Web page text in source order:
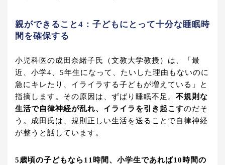
親ができること4：子どもにとって十分な睡眠時
間を確保する
小児科医の成田奈緒子氏（文教大学教授）は、「最
近、小学4、5年生になって、たいした理由もないのに
急にキレたり、イライラする子どもが増えている」と
指摘します。その原因は、ずばり睡眠不足。 不規則な
生活で自律神経が乱れ、イライラを引き起こすのだそ
う。成田氏は、規則正しい生活を送ることで自律神経
が整うと話しています。
5歳頃の子どもなら11時間、小学生であれば10時間の